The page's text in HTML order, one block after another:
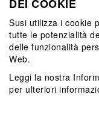
DEI COOKIE
Susi utilizza i cookie
tutte le potenzialità
delle funzionalità
Web.
Leggi la nostra
per ulteriori